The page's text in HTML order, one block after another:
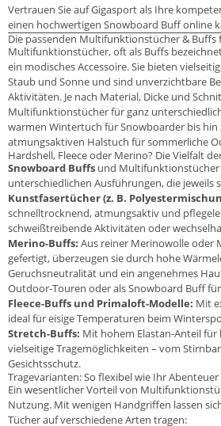
Vertrauen Sie auf Gigasport als Ihre
einen hochwertigen Snowboard Buff online
Die passenden Multifunktionstücher & Buffs
Multifunktionstücher, oft als Buffs
ein modisches Accessoire. Sie bieten
Staub und Sonne und sind unverzichtbare
Aktivitäten. Je nach Material, Dicke und
Multifunktionstücher für ganz
warmen Wintertuch für Snowboarder bis hin
atmungsaktiven Halstuch für sommerliche
Hardshell, Fleece oder Merino? Die Vielfalt
Snowboard Buffs und Multifunktionstücher
unterschiedlichen Ausführungen, die jeweils
Kunstfasertücher (z. B.
schnelltrocknend, atmungsaktiv und
schweißtreibende Aktivitäten oder
Merino-Buffs: Aus reiner Merinowolle oder
gefertigt, überzeugen sie durch hohe
Geruchsneutralität und ein angenehmes
Outdoor-Touren oder als Snowboard Buff
Fleece-Buffs und Primaloft-Modelle: Mit
ideal für eisige Temperaturen beim
Stretch-Buffs: Mit hohem Elastan-Anteil für
vielseitige Tragemöglichkeiten – vom
Gesichtsschutz.
Tragevarianten: So flexibel wie Ihr Abenteuer
Ein wesentlicher Vorteil von
Nutzung. Mit wenigen Handgriffen lassen
Tücher auf verschiedene Arten tragen: